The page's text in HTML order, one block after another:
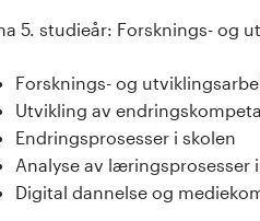
5. studieår: Forsknings- og
Forsknings- og
Utvikling av
Endringsprosesser i skolen
Analyse av læringsprosesser
Digital dannelse og